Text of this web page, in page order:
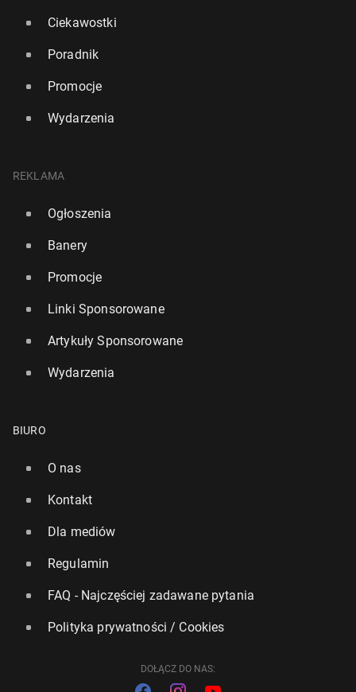
Ciekawostki
Poradnik
Promocje
Wydarzenia
REKLAMA
Ogłoszenia
Banery
Promocje
Linki Sponsorowane
Artykuły Sponsorowane
Wydarzenia
BIURO
O nas
Kontakt
Dla mediów
Regulamin
FAQ - Najczęściej zadawane pytania
Polityka prywatności / Cookies
DOŁĄCZ DO NAS: